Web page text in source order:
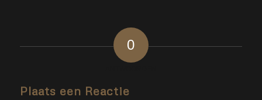
0
Plaats een Reactie